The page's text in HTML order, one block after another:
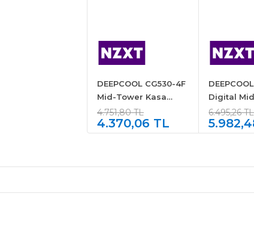
DEEPCOOL CG530-4F
Mid-Tower Kasa
Siyah
4.751,80 TL
4.370,06 TL
Digital
Kasa
6.495,26 TL